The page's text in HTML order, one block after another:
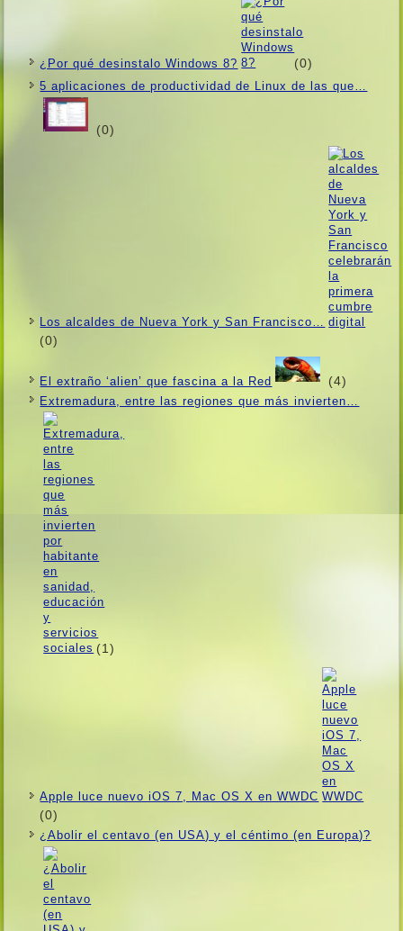
¿Por qué desinstalo Windows 8? (0)
5 aplicaciones de productividad de Linux de las que…
(0)
Los alcaldes de Nueva York y San Francisco…
(0)
El extraño ‘alien’ que fascina a la Red (4)
Extremadura, entre las regiones que más invierten…
(1)
Apple luce nuevo iOS 7, Mac OS X en WWDC
(0)
¿Abolir el centavo (en USA) y el céntimo (en Europa)?